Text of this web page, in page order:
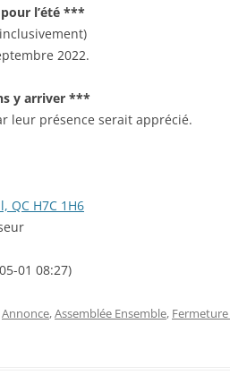
l’été ***
2022.
y arriver ***
leur présence serait apprécié.
QC H7C 1H6
01 08:27)
Annonce,Assemblée Ensemble,